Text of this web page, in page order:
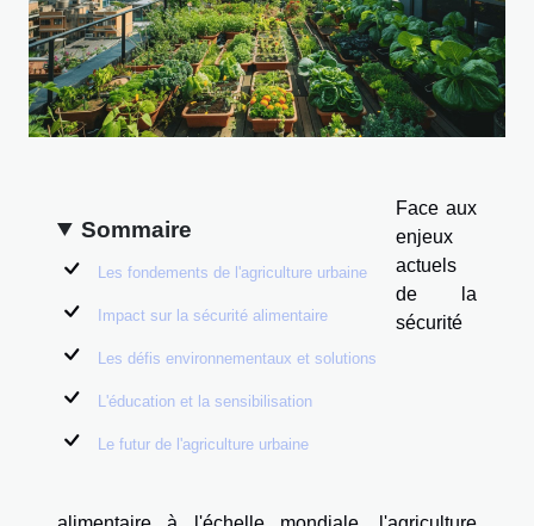
Sommaire
Les fondements de l'agriculture urbaine
Impact sur la sécurité alimentaire
Les défis environnementaux et solutions
L'éducation et la sensibilisation
Le futur de l'agriculture urbaine
Face aux
enjeux
actuels
de la
sécurité